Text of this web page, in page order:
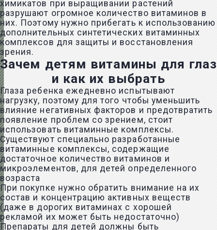
химикатов при выращивании растений
разрушают огромное количество витаминов в
них. Поэтому нужно прибегать к использованию
дополнительных синтетических витаминных
комплексов для защиты и восстановления
зрения.
Зачем детям витамины для глаз
и как их выбрать
Глаза ребенка ежедневно испытывают
нагрузку, поэтому для того чтобы уменьшить
влияние негативных факторов и предотвратить
появление проблем со зрением, стоит
использовать витаминные комплексы.
Существуют специально разработанные
витаминные комплексы, содержащие
достаточное количество витаминов и
микроэлементов, для детей определенного
возраста
При покупке нужно обратить внимание на их
состав и концентрацию активных веществ
(даже в дорогих витаминах с хорошей
рекламой их может быть недостаточно)
Препараты для детей должны быть